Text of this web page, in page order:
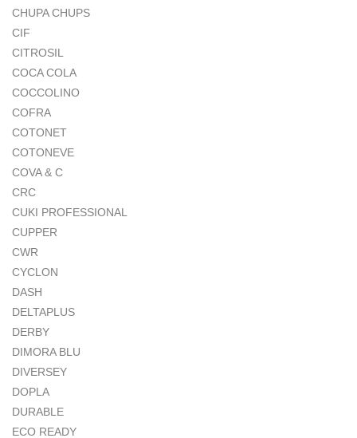
CHUPA CHUPS
CIF
CITROSIL
COCA COLA
COCCOLINO
COFRA
COTONET
COTONEVE
COVA & C
CRC
CUKI PROFESSIONAL
CUPPER
CWR
CYCLON
DASH
DELTAPLUS
DERBY
DIMORA BLU
DIVERSEY
DOPLA
DURABLE
ECO READY